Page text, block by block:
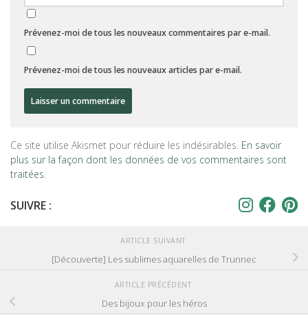
Prévenez-moi de tous les nouveaux commentaires par e-mail.
Prévenez-moi de tous les nouveaux articles par e-mail.
Ce site utilise Akismet pour réduire les indésirables. En savoir
plus sur la façon dont les données de vos commentaires sont
traitées.
SUIVRE :
ARTICLE SUIVANT
[Découverte] Les sublimes aquarelles de Trunnec
ARTICLE PRÉCÉDENT
Des bijoux pour les héros